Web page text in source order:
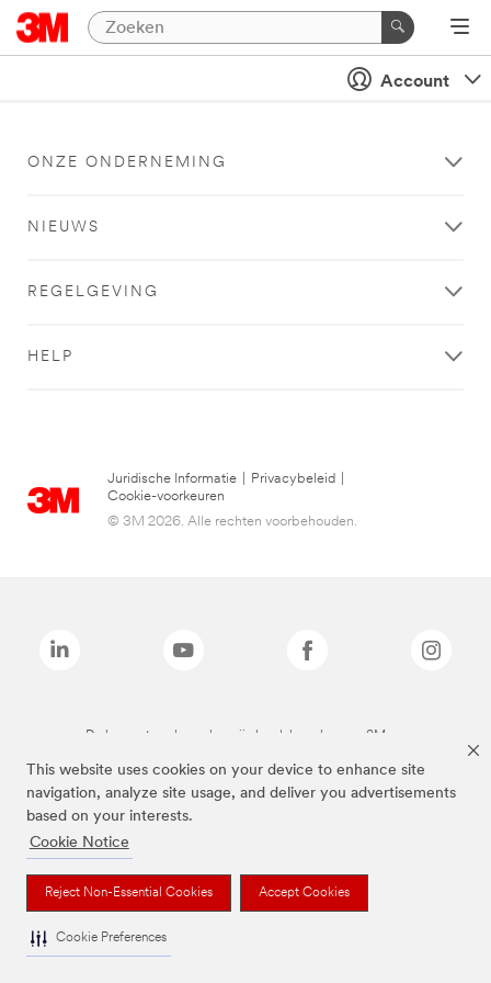
This website uses cookies on your device to enhance site
navigation, analyze site usage, and deliver you advertisements
based on your interests.
Cookie Notice
Reject Non-Essential Cookies Accept Cookies
Cookie Preferences
Account
ONZE ONDERNEMING
NIEUWS
REGELGEVING
HELP
Juridische Informatie Privacybeleid
Cookie-voorkeuren
© 3M 2026. Alle rechten voorbehouden.
De bovenstaande merken zijn handelsmerken van 3M.we